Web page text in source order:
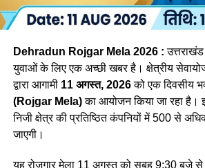
उनकी परीक्षा भी दिसंबर तक करा ली जाएगी।
पशुधन प्रसार अधिकारी, विभिन्न सेवाओं के
स्नातक स्तरीय पद सहित कुल 1470 पद शामिल
Dehradun Rojgar Mela 2026 :उत्तराखंड
युवाओं के लिए एक अच्छी खबर है। क्षेत्रीय
द्वारा आगामी 11 अगस्त, 2026को एक दिवसीय
(Rojgar Mela)का आयोजन किया जा रहा है।
निजी क्षेत्र की प्रतिष्ठित कंपनियों में 500 से
जाएगी।
यह रोजगार मेला 11 अगस्त को सुबह 9:30 बजे से